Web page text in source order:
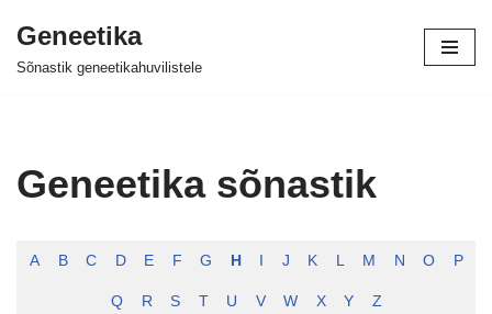
Skip
Geneetika
Sõnastik geneetikahuvilistele
Geneetika sõnastik
A B C D E F G H J K L M N O P
Q R S T U V W X Y Z